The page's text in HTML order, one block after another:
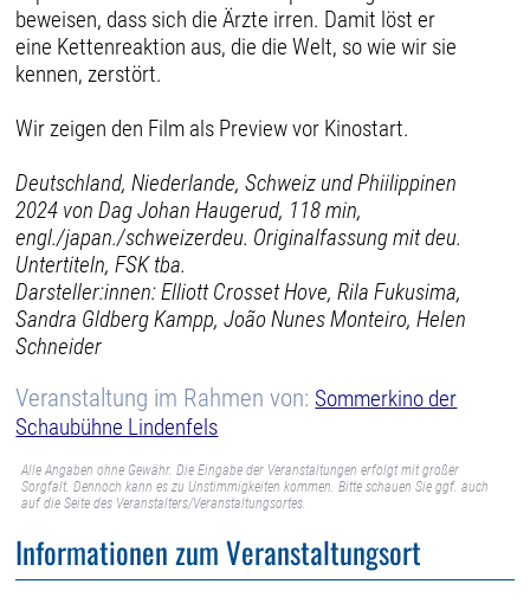
beweisen, dass sich die Ärzte irren. Damit löst er
eine Kettenreaktion aus, die die Welt, so wie wir sie
kennen, zerstört.
Wir zeigen den Film als Preview vor Kinostart.
Deutschland, Niederlande, Schweiz und Phiilippinen
2024 von Dag Johan Haugerud, 118 min,
engl./japan./schweizerdeu. Originalfassung mit deu.
Untertiteln, FSK tba.
Darsteller:innen: Elliott Crosset Hove, Rila Fukusima,
Sandra Gldberg Kampp, João Nunes Monteiro, Helen
Schneider
Veranstaltung im Rahmen von: Sommerkino der
Schaubühne Lindenfels
Alle Angaben ohne Gewähr. Die Eingabe der Veranstaltungen erfolgt mit großer
Sorgfalt. Dennoch kann es zu Unstimmigkeiten kommen. Bitte schauen Sie ggf. auch
auf die Seite des Veranstalters/Veranstaltungsortes.
Informationen zum Veranstaltungsort